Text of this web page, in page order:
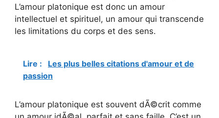
L’amour platonique est donc un amour
intellectuel et spirituel, un amour qui transcende
les limitations du corps et des sens.
Lire :
Les plus belles citations d'amour et de
passion
L’amour platonique est souvent dÃ©crit comme